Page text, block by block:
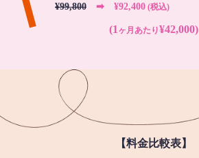
¥99,800 ➡︎ ¥92,400 (税込)
(1 ヶ月あたり¥42,000)
【料金比較表】